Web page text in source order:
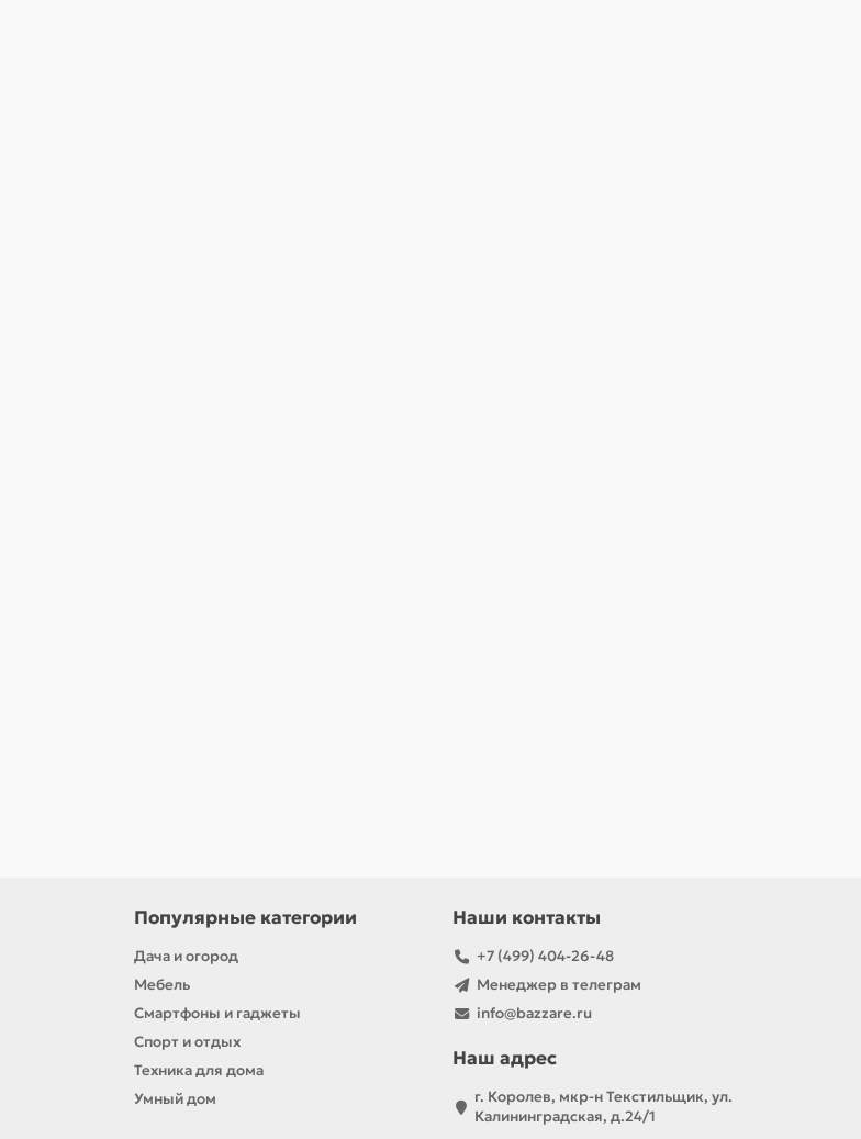
Популярные категории
Дача и огород
Мебель
Смартфоны и гаджеты
Спорт и отдых
Техника для дома
Умный дом
Наши контакты
+7 (499) 404-26-48
Менеджер в телеграм
info@bazzare.ru
Наш адрес
г. Королев, мкр-н Текстильщик, ул.
Калининградская, д.24/1